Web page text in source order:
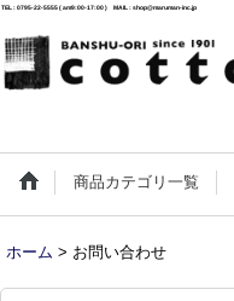
TEL : 0795-22-5555 ( am9:00-17:00 ) MAIL : shop@maruman-inc.jp
商品カテゴリ一覧
ホーム > お問い合わせ